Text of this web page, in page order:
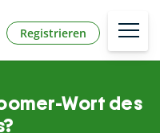
Registrieren
Wort des